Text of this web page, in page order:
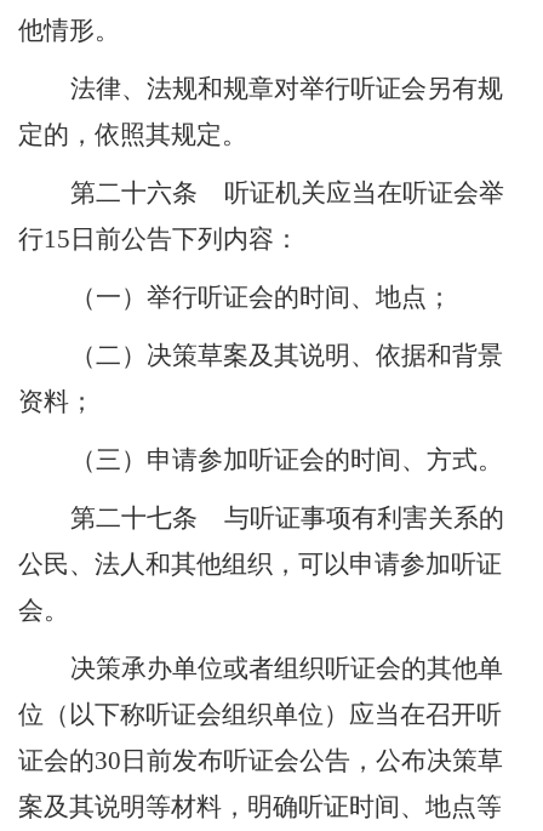
他情形。
法律、法规和规章对举行听证会另有规
定的，依照其规定。
第二十六条
听证机关应当在听证会举
行15 日前公告下列内容：
（一）举行听证会的时间、地点；
（二）决策草案及其说明、依据和背景
资料；
（三）申请参加听证会的时间、方式。
第二十七条
与听证事项有利害关系的
公民、法人和其他组织，可以申请参加听证
会。
决策承办单位或者组织听证会的其他单
位（以下称听证会组织单位）应当在召开听
证会的30 日前发布听证会公告，公布决策草
案及其说明等材料，明确听证时间、地点等